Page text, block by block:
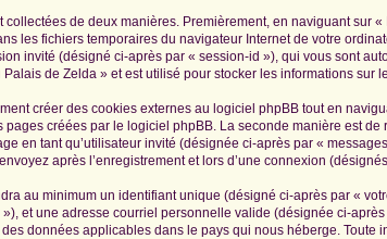
collectées de deux manières. Premièrement, en naviguant sur
les fichiers temporaires du navigateur Internet de votre
invité (désigné ci-après par « session-id »), qui vous sont
de Zelda » et est utilisé pour stocker les informations
créer des cookies externes au logiciel phpBB tout en
pages créées par le logiciel phpBB. La seconde manière est
en tant qu’utilisateur invité (désignée ci-après par «
après l’enregistrement et lors d’une connexion
au minimum un identifiant unique (désigné ci-après par «
et une adresse courriel personnelle valide (désignée ci-
données applicables dans le pays qui nous héberge.